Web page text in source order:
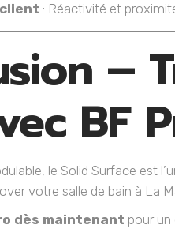
: Réactivité et
–
BF
le Solid Surface est
votre salle de bain à La
dès maintenant pour